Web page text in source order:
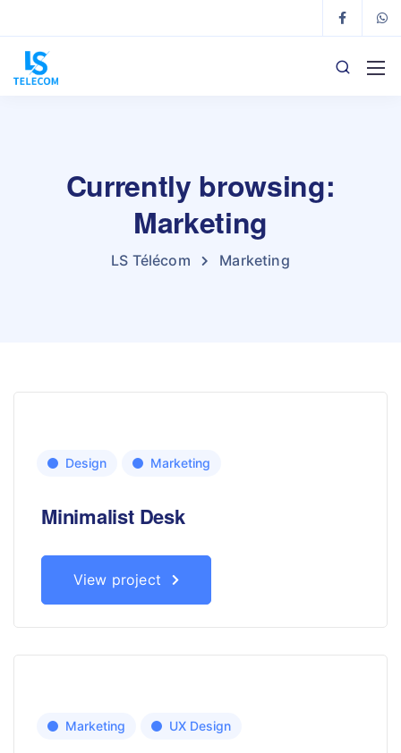
Currently browsing:
Marketing
LS Télécom Marketing
Design Marketing
Minimalist Desk
View project
Marketing UX Design